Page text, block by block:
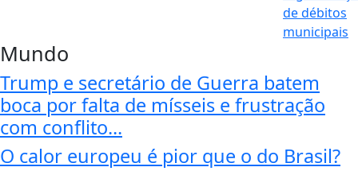
Mundo
Trump e secretário de Guerra batem
boca por falta de mísseis e frustração
com conflito...
O calor europeu é pior que o do Brasil?